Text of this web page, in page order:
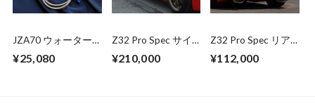
JZA70 ウォーター
¥25,080
Z32 Pro Spec サイ
ッター (2seat)
¥210,000
Z32 Pro Spec リア
Type 300ZG (2seat)
¥112,000